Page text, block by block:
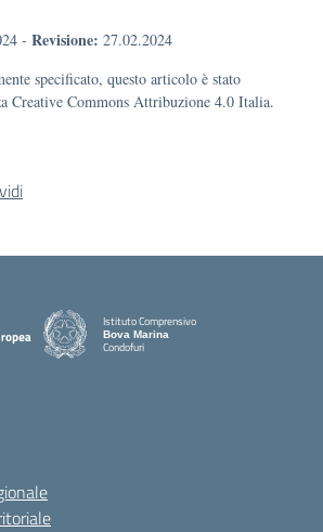
- Revisione: 27.02.2024
specificato, questo articolo è stato
Creative Commons Attribuzione 4.0 Italia.
Istituto Comprensivo
Bova Marina
Condofuri